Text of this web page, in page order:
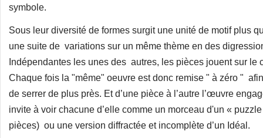
symbole.
Sous leur diversité de formes surgit une unité de motif plus
une suite de variations sur un même thème en des
Indépendantes les unes des autres, les pièces jouent sur le
Chaque fois la "même" oeuvre est donc remise " à zéro "
de serrer de plus près. Et d’une pièce à l’autre l’œuvre
invite à voir chacune d’elle comme un morceau d'un «
pièces) ou une version diffractée et incomplète d’un Idéal.